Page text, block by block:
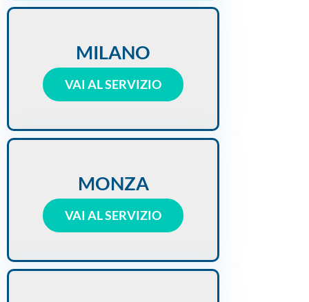
MILANO
VAI AL SERVIZIO
MONZA
VAI AL SERVIZIO